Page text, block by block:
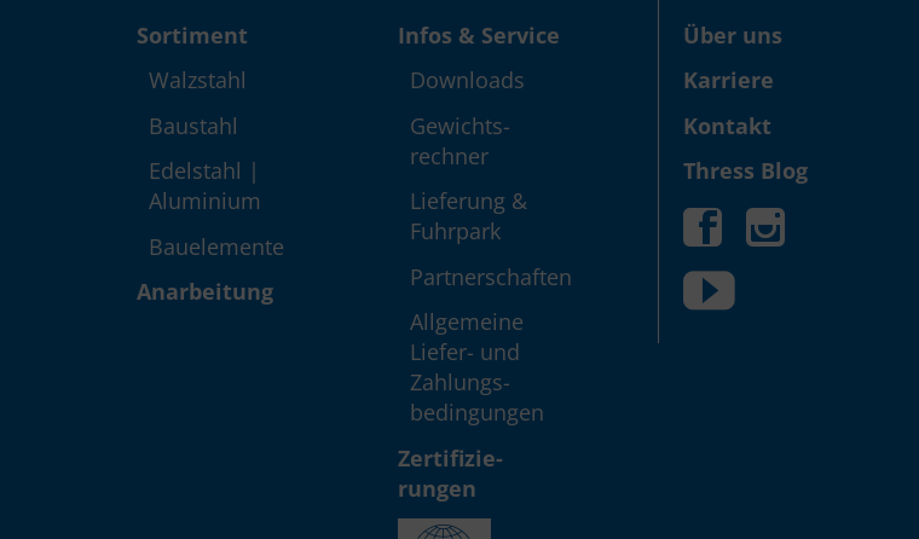
Sortiment
Walzstahl
Baustahl
Edelstahl |
Aluminium
Bauelemente
Anarbeitung
Infos & Service
Down­loads
Gewichts­
rechner
Lieferung &
Fuhrpark
Partner­schaften
Allgemeine
Liefer- und
Zahlungs­
bedingungen
Zerti­fizie­
rungen
Über uns
Karriere
Kontakt
Thress Blog